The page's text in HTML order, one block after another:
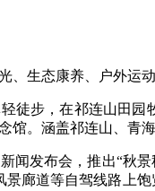
生态康养、户外运动
步，在祁连山田园
馆。涵盖祁连山、青
布会，推出“秋景
廊道等自驾线路上